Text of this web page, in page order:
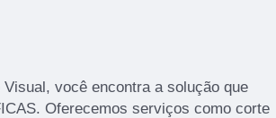
você encontra a solução que
Oferecemos serviços como corte